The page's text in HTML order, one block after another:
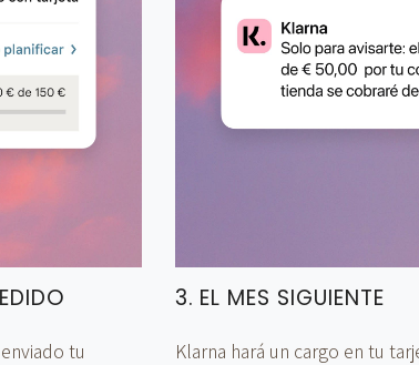
tu
3. EL MES SIGUIENTE
Klarna hará un cargo en tu